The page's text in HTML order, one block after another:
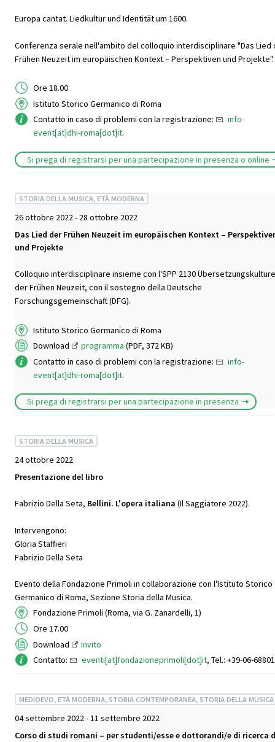
Europa cantat. Liedkultur und Identität um 1600.
Conferenza serale nell'ambito del colloquio interdisciplinare "Das Lied
Frühen Neuzeit im europäischen Kontext – Perspektiven und Projekte".
Ore 18.00
Istituto Storico Germanico di Roma
Contatto in caso di problemi con la registrazione:
info-
event[at]dhi-roma[dot]it.
Si prega di registrarsi per una partecipazione in presenza o online
STORIA DELLA MUSICA, ETÀ MODERNA
26 ottobre 2022 - 28 ottobre 2022
Das Lied der Frühen Neuzeit im europäischen Kontext –
und Projekte
Colloquio interdisciplinare insieme con l'SPP 2130
der Frühen Neuzeit, con il sostegno della Deutsche
Forschungsgemeinschaft (DFG).
Istituto Storico Germanico di Roma
Download
programma (PDF, 372 KB)
Contatto in caso di problemi con la registrazione:
info-
event[at]dhi-roma[dot]it.
Si prega di registrarsi per una partecipazione in presenza
STORIA DELLA MUSICA
24 ottobre 2022
Presentazione del libro
Fabrizio Della Seta, Bellini. L'opera italiana (Il Saggiatore 2022).
Intervengono:
Gloria Staffieri
Fabrizio Della Seta
Evento della Fondazione Primoli in collaborazione con l'Istituto Storico
Germanico di Roma, Sezione Storia della Musica.
Fondazione Primoli (Roma, via G. Zanardelli, 1)
Ore 17.00
Download
Invito
Contatto:
eventi[at]fondazioneprimoli[dot]it, Tel.: +39-06-
MEDIOEVO, ETÀ MODERNA, STORIA CONTEMPORANEA, STORIA DELLA MUSICA
04 settembre 2022 - 11 settembre 2022
Corso di studi romani – per studenti/esse e dottorandi/e di ricerca